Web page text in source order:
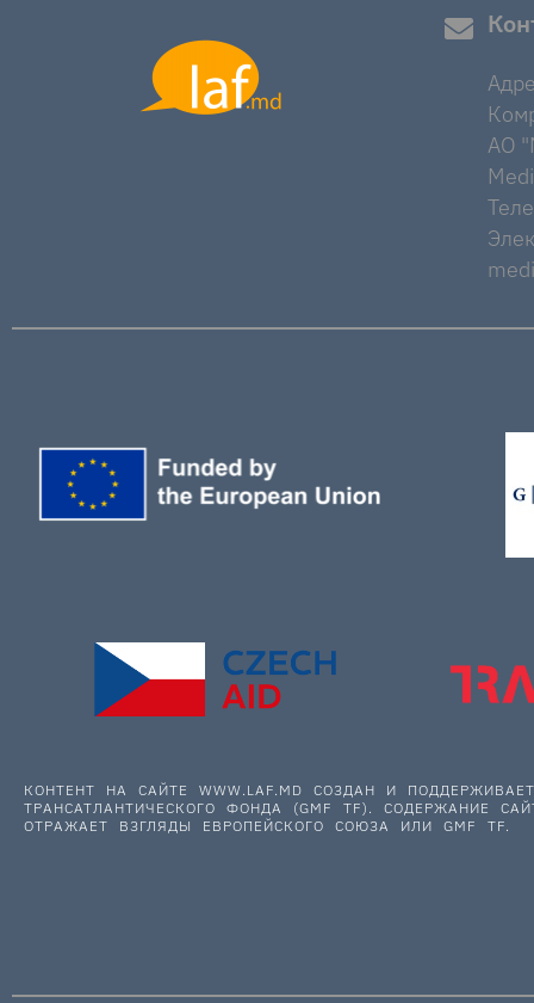
AO
КОНТЕНТ НА САЙТЕ WWW.LAF.MD СОЗДАН И
ТРАНСАТЛАНТИЧЕСКОГО ФОНДА (GMF TF). СОДЕРЖАНИЕ
ОТРАЖАЕТ ВЗГЛЯДЫ ЕВРОПЕЙСКОГО СОЮЗА ИЛИ GMF TF.